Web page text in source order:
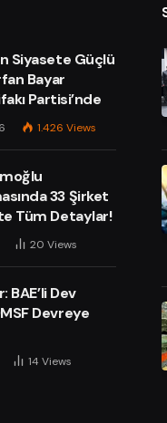
Siyasete Güçlü
Bayar
Partisi’nde
1.426 Views
33 Şirket
Tüm Detaylar!
20 Views
BAE’li Dev
Devreye
14 Views